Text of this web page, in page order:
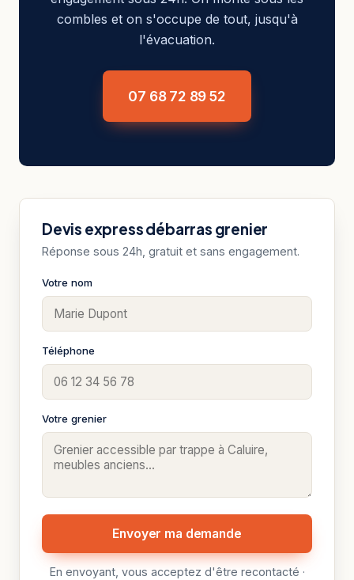
combles et on s'occupe de tout, jusqu'à
l'évacuation.
07 68 72 89 52
Devis express débarras grenier
Réponse sous 24h, gratuit et sans engagement.
Votre nom
Téléphone
Votre grenier
Envoyer ma demande
En envoyant, vous acceptez d'être recontacté ·